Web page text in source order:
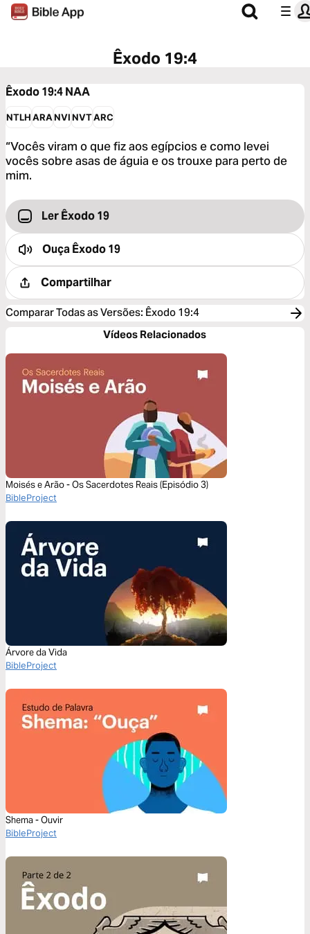
Êxodo 19:4
Êxodo 19:4NAA
NTLHARANVINVTARC
“Vocês viram o que fiz aos egípcios e como levei
vocês sobre asas de águia e os trouxe para perto de
mim.
Ler Êxodo 19
OuçaÊxodo 19
Compartilhar
Comparar Todas as Versões: Êxodo 19:4
Vídeos Relacionados
Moisés e Arão - Os Sacerdotes Reais (Episódio 3)
BibleProject
Árvore da Vida
BibleProject
Shema - Ouvir
BibleProject